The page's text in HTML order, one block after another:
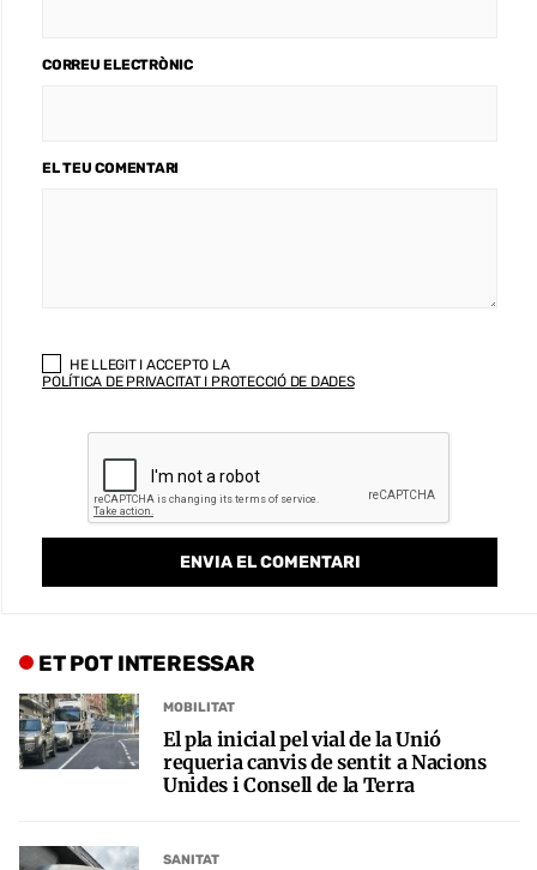
CORREU ELECTRÒNIC
EL TEU COMENTARI
HE LLEGIT I ACCEPTO LA
POLÍTICA DE PRIVACITAT I PROTECCIÓ DE DADES
ET POT INTERESSAR
MOBILITAT
El pla inicial pel vial de la Unió
requeria canvis de sentit a Nacions
Unides i Consell de la Terra
SANITAT